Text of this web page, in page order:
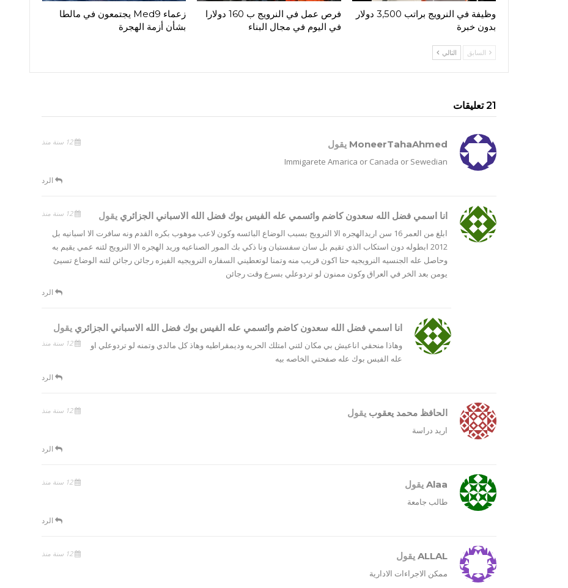
وظيفة في النرويج براتب 3,500 دولار
بدون خبرة
فرص عمل في النرويج ب 160 دولارا
في اليوم في مجال البناء
زعماء Med9 يجتمعون في مالطا
بشأن أزمة الهجرة
السابق التالي
21 تعليقات
MoneerTahaAhmed يقول 12 سنة منذ
Immigarete Amarica or Canada or Sewedian
الرد
انا اسمي فضل الله سعدون كاضم وائسمي عله الفيس بوك فضل الله الاسباني الجزائري يقول 12 سنة منذ
ابلغ من العمر 16 سن اريدالهجره الا النرويج بسبب الوضاع البائسه وكون لاعب موهوب بكره القدم ونه سافرت الا اسبانيه بل
2012 ابطوله دون استكاب الذي تقيم بل سان سفستيان ونا ذكي بك المور الصناعيه وريد الهجره الا النرويج لئنه عمي يقيم به
وحاصل عله الجنسيه النرويجيه حتا اكون قريب منه وتمنا لوتعطيني السفاره النرويجيه الفيزه رجائن رجائن لئنه الوضاع تسيئ
يومن بعد الخر في العراق وكون ممنون لو تردوعلي بسرع وقت رجائن
الرد
انا اسمي فضل الله سعدون كاضم وائسمي عله الفيس بوك فضل الله الاسباني الجزائرييقول
12 سنة منذ
وهاذا منحقي اناعيش بي مكان لئني امتلك الحريه وديمقراطيه وهاذ كل مالدي وتمنه لو تردوعلي او
عله الفيس بوك عله صفحتي الخاصه بيه
الرد
الحافظ محمد يعقوب يقول 12 سنة منذ
اريد دراسة
الرد
Alaa يقول 12 سنة منذ
طالب جامعة
الرد
ALLAL يقول 12 سنة منذ
ممكن الاجراءات الادارية